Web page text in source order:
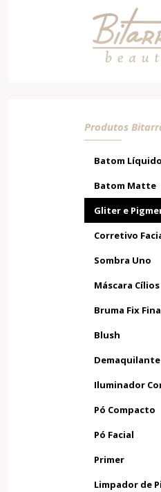
Pigmento Poison
Produtos
Batom Líquido
Batom Matte
Gliter e
Corretivo
Sombra Uno
Máscara Cílios
Bruma Fix
Blush
Demaquilante
Iluminador
Pó Compacto
Pó Facial
Primer
Limpador de